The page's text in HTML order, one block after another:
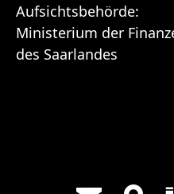
Aufsichtsbehörde:
Ministerium der
des Saarlandes